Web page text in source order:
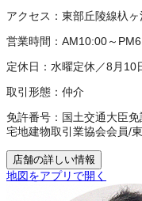
アクセス： 東部丘陵線杁
営業時間： AM10:00～
定休日： 水曜定休／8月10
取引形態： 仲介
免許番号： 国土交通大臣
宅地建物取引業協会会員/
店舗の詳しい情報
地図をアプリで開く